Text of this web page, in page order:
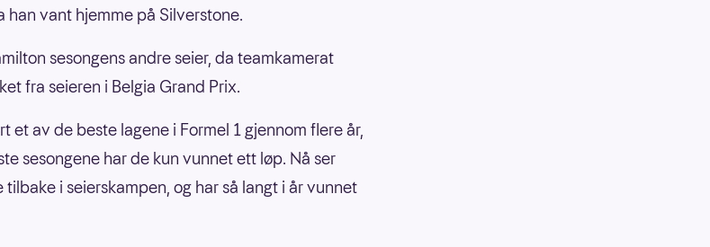
han vant hjemme på Silverstone.
sesongens andre seier, da teamkamerat
fra seieren i Belgia Grand Prix.
av de beste lagene i Formel 1 gjennom flere år,
sesongene har de kun vunnet ett løp. Nå ser
i seierskampen, og har så langt i år vunnet